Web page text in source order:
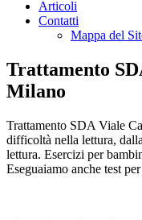
Articoli
Contatti
Mappa del
Trattamento
Milano
Trattamento SDA Viale
difficoltà nella lettura,
lettura. Esercizi per
Eseguaiamo anche test